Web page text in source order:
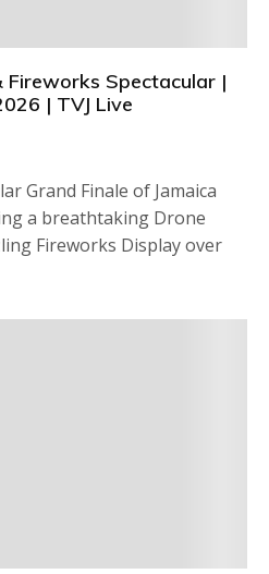
Fireworks Spectacular |
| TVJ Live
Grand Finale of Jamaica
a breathtaking Drone
Fireworks Display over